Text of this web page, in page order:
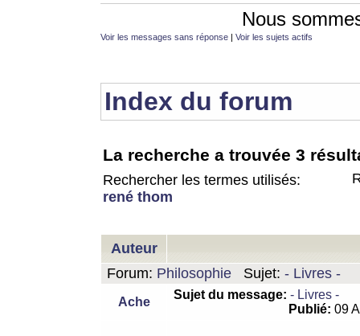
Nous
Voir les messages sans réponse | Voir les sujets actifs
Index du forum
La recherche a trouvée 3
Rechercher les termes utilisés:
rené thom
Auteur
Forum: Philosophie Sujet: - Livres -
Ache
Sujet du message: - Livres -
Publié: 09